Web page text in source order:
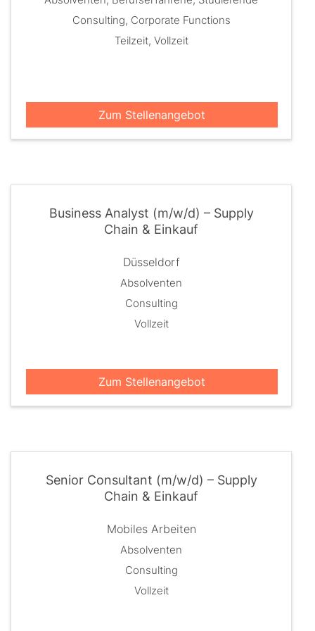
Consulting, Corporate Functions
Teilzeit, Vollzeit
Zum Stellenangebot
Business Analyst (m/w/d) – Supply
Chain & Einkauf
Düsseldorf
Absolventen
Consulting
Vollzeit
Zum Stellenangebot
Senior Consultant (m/w/d) – Supply
Chain & Einkauf
Mobiles Arbeiten
Absolventen
Consulting
Vollzeit